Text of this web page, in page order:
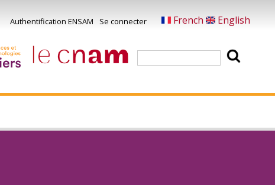
Authentification ENSAM Se connecter French English